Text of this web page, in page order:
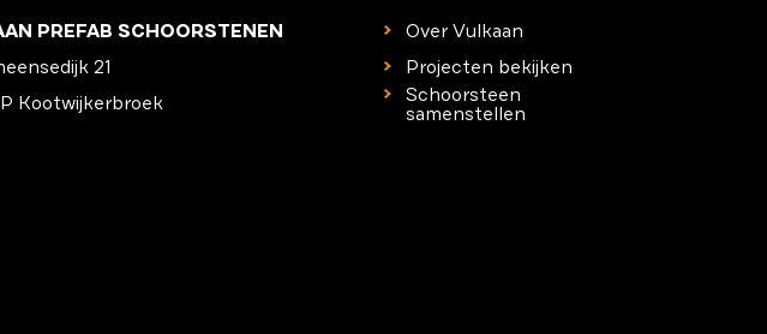
PREFAB SCHOORSTENEN
21
Kootwijkerbroek
Over Vulkaan
Projecten bekijken
Schoorsteen
samenstellen